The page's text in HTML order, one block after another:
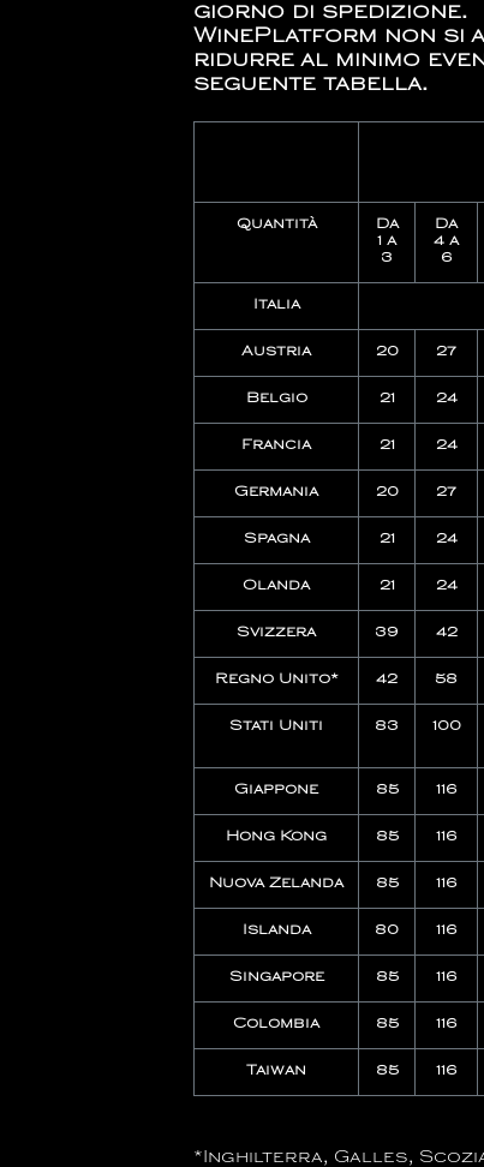
giorno di spedizione.
WinePlatform non si
ridurre al minimo
seguente tabella.
Quantità
Da
1 a
3
Da
4 a
6
Italia
Austria 20 27
Belgio 21 24
Francia 21 24
Germania 20 27
Spagna 21 24
Olanda 21 24
Svizzera 39 42
Regno Unito* 42 58
Stati Uniti 83 100
Giappone 85 116
Hong Kong 85 116
Nuova Zelanda 85 116
Islanda 80 116
Singapore 85 116
Colombia 85 116
Taiwan 85 116
*Inghilterra, Galles,